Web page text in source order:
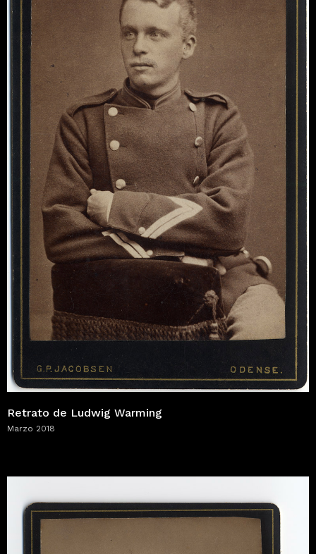
Retrato de Ludwig Warming
Marzo 2018